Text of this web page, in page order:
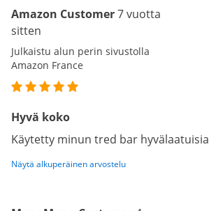
Amazon Customer7 vuotta
sitten
Julkaistu alun perin sivustolla
Amazon France
Hyvä koko
Käytetty minun tred bar hyvälaatuisia
Näytä alkuperäinen arvostelu